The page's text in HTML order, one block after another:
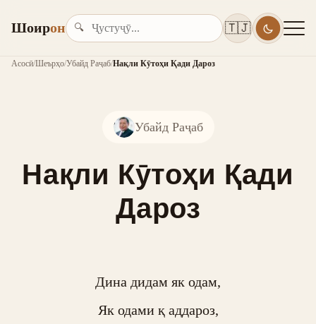
Шоирон 🔍 🇹🇯
Асосӣ/Шеърҳо/Убайд Раҷаб/Нақли Кӯтоҳи Қади Дароз
Убайд Раҷаб
Нақли Кӯтоҳи Қади
Дароз
Дина дидам як одам,
Як одами қ аддароз,